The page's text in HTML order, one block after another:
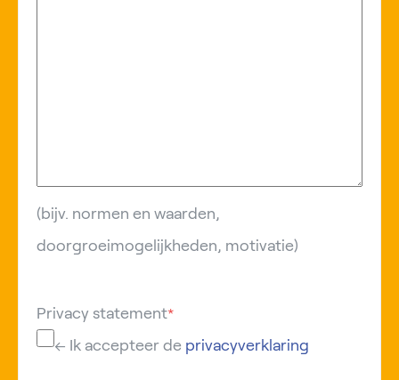
(bijv. normen en waarden,
doorgroeimogelijkheden, motivatie)
Privacy statement*
← Ik accepteer de privacyverklaring